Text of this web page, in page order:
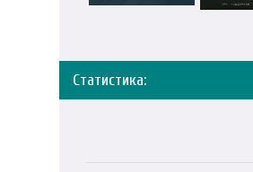
Статистика: